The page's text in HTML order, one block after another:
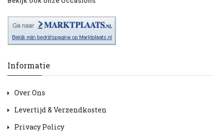
Informatie
Over Ons
Levertijd & Verzendkosten
Privacy Policy